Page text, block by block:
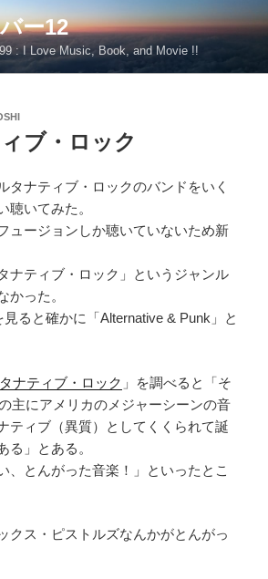
ー12
: I Love Music, Book, and Movie !!
ブ・ロック
タナティブ・ロックのバンドをいく
聴いてみた。
ュージョンしか聴いていないため新
ナティブ・ロック」というジャンル
かった。
ると確かに「Alternative & Punk」と
ナティブ・ロック 」を調べると「そ
主にアメリカのメジャーシーンの音
ティブ（異質）としてくくられて誕
る」とある。
、とんがった音楽！」といったとこ
クス・ピストルズなんかがとんがっ